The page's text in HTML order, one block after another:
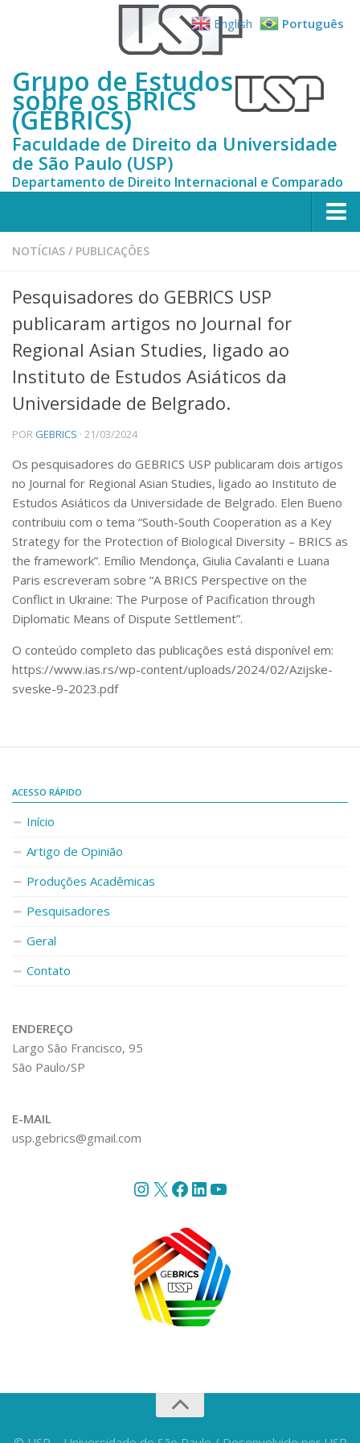
Grupo de Estudos
sobre os BRICS
(GEBRICS)
Faculdade de Direito da Universidade
de São Paulo (USP)
Departamento de Direito Internacional e Comparado
Início
História
Pesquisadores
Coordenadores
Produções Acadêmicas
Artigo de Opinião
Working Papers
Entrevistas Concedidas
Jornadas do BRICS na USP
I Jornada do BRICS na USP
II Jornada do BRICS na USP
III Jornada do BRICS na USP
V Jornada do BRICS na USP
VI Jornada do BRICS na USP
Processo Seletivo
Contato
NOTÍCIAS / PUBLICAÇÕES
Pesquisadores do GEBRICS USP
publicaram artigos no Journal for
Regional Asian Studies, ligado ao
Instituto de Estudos Asiáticos da
Universidade de Belgrado.
POR GEBRICS · 21/03/2024
Os pesquisadores do GEBRICS USP publicaram dois artigos
no Journal for Regional Asian Studies, ligado ao Instituto de
Estudos Asiáticos da Universidade de Belgrado. Elen Bueno
contribuiu com o tema “South-South Cooperation as a Key
Strategy for the Protection of Biological Diversity – BRICS as
the framework”. Emílio Mendonça, Giulia Cavalanti e Luana
Paris escreveram sobre “A BRICS Perspective on the
Conflict in Ukraine: The Purpose of Pacification through
Diplomatic Means of Dispute Settlement”.
O conteúdo completo das publicações está disponível em:
https://www.ias.rs/wp-content/uploads/2024/02/Azijske-
sveske-9-2023.pdf
ACESSO RÁPIDO
Início
Artigo de Opinião
Produções Acadêmicas
Pesquisadores
Geral
Contato
ENDEREÇO
Largo São Francisco, 95
São Paulo/SP
E-MAIL
usp.gebrics@gmail.com
Instagram
X Facebook
LinkedIn
YouTube
English Português